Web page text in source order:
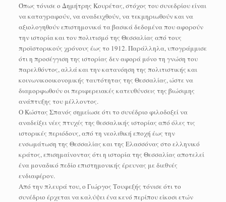
Όπως τόνισε ο Δημήτρης Κουρέτας, στόχος του συνεδρίου είναι
να καταγραφούν, να αναδειχθούν, να τεκμηριωθούν και να
αξιολογηθούν επιστημονικά τα βασικά δεδομένα που αφορούν
την ιστορία και τον πολιτισμό της Θεσσαλίας από τους
προϊστορικούς χρόνους έως το 1912. Παράλληλα, υπογράμμισε
ότι η προσέγγιση της ιστορίας δεν αφορά μόνο τη γνώση του
παρελθόντος, αλλά και την κατανόηση της πολιτιστικής και
κοινωνικοοικονομικής ταυτότητας της Θεσσαλίας, ώστε να
διαμορφωθούν οι περιφερειακές κατευθύνσεις της βιώσιμης
ανάπτυξης του μέλλοντος.
Ο Κώστας Σπανός σημείωσε ότι το συνέδριο φιλοδοξεί να
αναδείξει νέες πτυχές της θεσσαλικής ιστορίας από όλες τις
ιστορικές περιόδους, από τη νεολιθική εποχή έως την
ενσωμάτωση της Θεσσαλίας και της Ελασσόνας στο ελληνικό
κράτος, επισημαίνοντας ότι η ιστορία της Θεσσαλίας αποτελεί
ένα μοναδικό πεδίο επιστημονικής έρευνας με διεθνές
ενδιαφέρον.
Από την πλευρά του, ο Γιώργος Τουφεξής τόνισε ότι το
συνέδριο έρχεται να καλύψει ένα κενό περίπου είκοσι ετών